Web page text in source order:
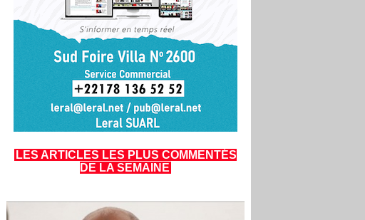
LES ARTICLES LES PLUS COMMENTÉS
DE LA SEMAINE